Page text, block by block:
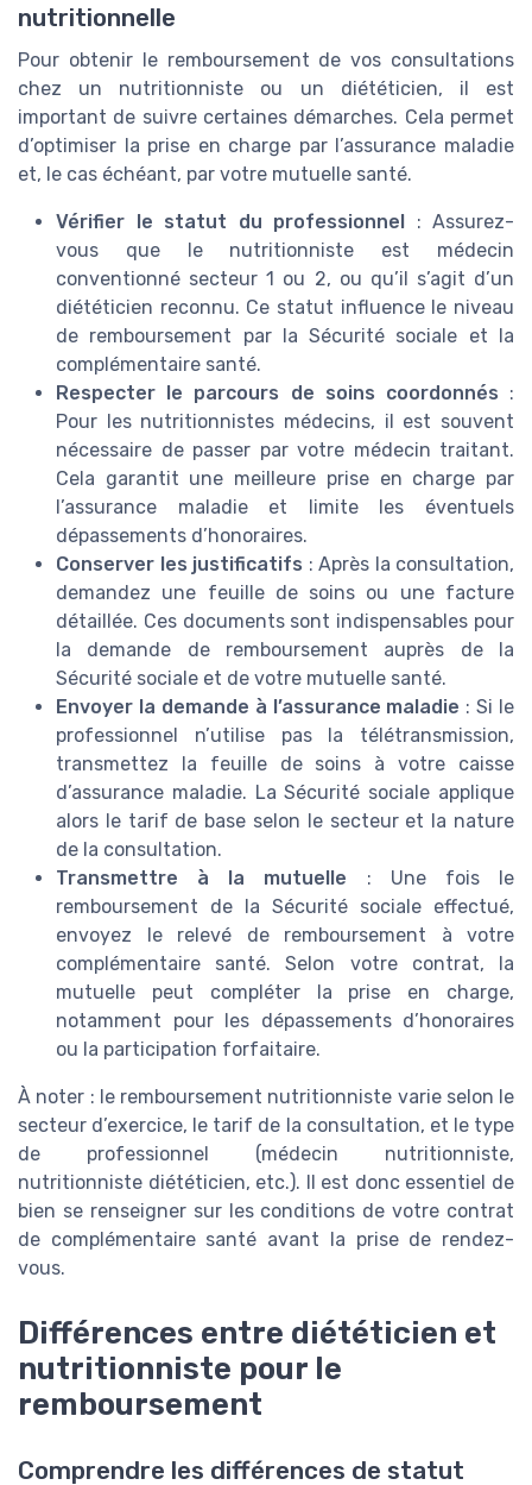
nutritionnelle
Pour obtenir le remboursement de vos consultations
chez un nutritionniste ou un diététicien, il est
important de suivre certaines démarches. Cela permet
d’optimiser la prise en charge par l’assurance maladie
et, le cas échéant, par votre mutuelle santé.
Vérifier le statut du professionnel
: Assurez-
vous que le nutritionniste est médecin
conventionné secteur 1 ou 2, ou qu’il s’agit d’un
diététicien reconnu. Ce statut influence le niveau
de remboursement par la Sécurité sociale et la
complémentaire santé.
Respecter le parcours de soins coordonnés :
Pour les nutritionnistes médecins, il est souvent
nécessaire de passer par votre médecin traitant.
Cela garantit une meilleure prise en charge par
l’assurance maladie et limite les éventuels
dépassements d’honoraires.
Conserver les justificatifs : Après la consultation,
demandez une feuille de soins ou une facture
détaillée. Ces documents sont indispensables pour
la demande de remboursement auprès de la
Sécurité sociale et de votre mutuelle santé.
Envoyer la demande à l’assurance maladie : Si le
professionnel n’utilise pas la télétransmission,
transmettez la feuille de soins à votre caisse
d’assurance maladie. La Sécurité sociale applique
alors le tarif de base selon le secteur et la nature
de la consultation.
Transmettre à la mutuelle : Une fois le
remboursement de la Sécurité sociale effectué,
envoyez le relevé de remboursement à votre
complémentaire santé. Selon votre contrat, la
mutuelle peut compléter la prise en charge,
notamment pour les dépassements d’honoraires
ou la participation forfaitaire.
À noter : le remboursement nutritionniste varie selon le
secteur d’exercice, le tarif de la consultation, et le type
de professionnel (médecin nutritionniste,
nutritionniste diététicien, etc.). Il est donc essentiel de
bien se renseigner sur les conditions de votre contrat
de complémentaire santé avant la prise de rendez-
vous.
Différences entre diététicien et
nutritionniste pour le
remboursement
Comprendre les différences de statut